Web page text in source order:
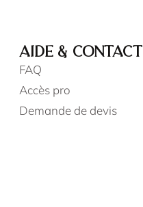
AIDE & CONTACT
FAQ
Accès pro
Demande de devis